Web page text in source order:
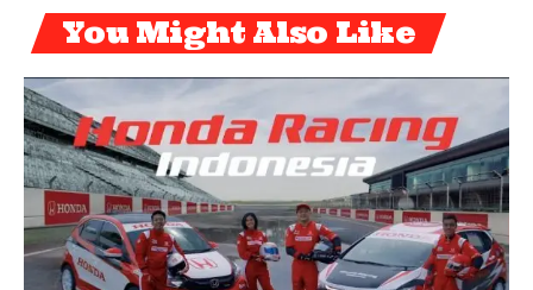
You Might Also Like